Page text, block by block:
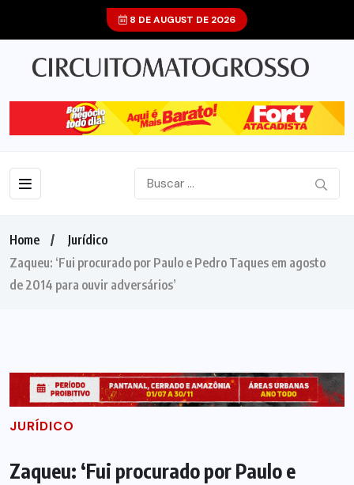
8 DE AUGUST DE 2026
Home
Jurídico
Zaqueu: ‘Fui procurado por Paulo e Pedro Taques em agosto
de 2014 para ouvir adversários’
JURÍDICO
Zaqueu: ‘Fui procurado por Paulo e